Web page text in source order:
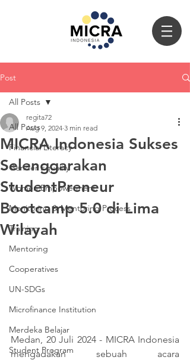
Post
All Posts
Financial Literacy
Gender Equality
Women Empowerment
Monitoring & Mentoring Process
Training
Mentoring
Cooperatives
UN-SDGs
Microfinance Institution
Merdeka Belajar
Student Program
All Posts
MICRA Indonesia Sukses
Selenggarakan
StudentPreneur
Bootcamp 5.0 di Lima
Wilayah
regita72
Aug 9, 2024 3 min read
Medan, 20 Juli 2024 - MICRA Indonesia
mengadakan sebuah acara